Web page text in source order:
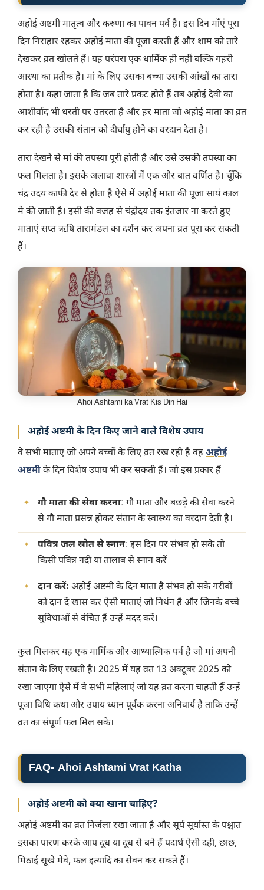
अहोई अष्टमी मातृत्व और करुणा का पावन पर्व है। इस दिन माँएं पूरा
दिन निराहार रहकर अहोई माता की पूजा करती हैं और शाम को तारे
देखकर व्रत खोलते हैं। यह परंपरा एक धार्मिक ही नहीं बल्कि गहरी
आस्था का प्रतीक है। मां के लिए उसका बच्चा उसकी आंखों का तारा
होता है। कहा जाता है कि जब तारे प्रकट होते हैं तब अहोई देवी का
आशीर्वाद भी धरती पर उतरता है और हर माता जो अहोई माता का व्रत
कर रही है उसकी संतान को दीर्घायु होने का वरदान देता है।
तारा देखने से मां की तपस्या पूरी होती है और उसे उसकी तपस्या का
फल मिलता है। इसके अलावा शास्त्रों में एक और बात वर्णित है। चूँकि
चंद्र उदय काफी देर से होता है ऐसे में अहोई माता की पूजा सायं काल
मे की जाती है। इसी की वजह से चंद्रोदय तक इंतजार ना करते हुए
माताएं सप्त ऋषि तारामंडल का दर्शन कर अपना व्रत पूरा कर सकती
हैं।
Ahoi Ashtami ka Vrat Kis Din Hai
अहोई अष्टमी के दिन किए जाने वाले विशेष उपाय
वे सभी माताए जो अपने बच्चों के लिए व्रत रख रही है वहअहोई
अष्टमीके दिन विशेष उपाय भी कर सकती हैं। जो इस प्रकार हैं
गौ माता की सेवा करना: गौ माता और बछड़े की सेवा करने
से गौ माता प्रसन्न होकर संतान के स्वास्थ्य का वरदान देती है।
पवित्र जल स्रोत से स्नान: इस दिन पर संभव हो सके तो
किसी पवित्र नदी या तालाब से स्नान करें
दान करें: अहोई अष्टमी के दिन माता है संभव हो सके गरीबों
को दान दें खास कर ऐसी माताएं जो निर्धन है और जिनके बच्चे
सुविधाओं से वंचित हैं उन्हें मदद करें।
कुल मिलकर यह एक मार्मिक और आध्यात्मिक पर्व है जो मां अपनी
संतान के लिए रखती है। 2025 में यह व्रत 13 अक्टूबर 2025 को
रखा जाएगा ऐसे में वे सभी महिलाएं जो यह व्रत करना चाहती हैं उन्हें
पूजा विधि कथा और उपाय ध्यान पूर्वक करना अनिवार्य है ताकि उन्हें
व्रत का संपूर्ण फल मिल सके।
FAQ- Ahoi Ashtami Vrat Katha
अहोई अष्टमी को क्या खाना चाहिए?
अहोई अष्टमी का व्रत निर्जला रखा जाता है और सूर्य सूर्यास्त के पश्चात
इसका पारण करके आप दूध या दूध से बने हैं पदार्थ ऐसी दही, छाछ,
मिठाई सूखे मेवे, फल इत्यादि का सेवन कर सकते हैं।